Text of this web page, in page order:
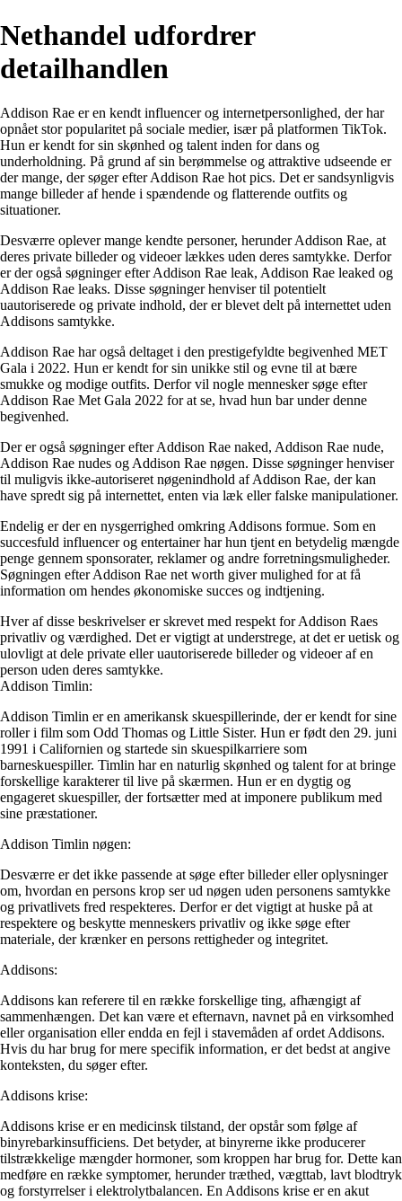
Nethandel udfordrer
detailhandlen
Addison Rae er en kendt influencer og internetpersonlighed, der har
opnået stor popularitet på sociale medier, især på platformen TikTok.
Hun er kendt for sin skønhed og talent inden for dans og
underholdning. På grund af sin berømmelse og attraktive udseende er
der mange, der søger efter Addison Rae hot pics. Det er sandsynligvis
mange billeder af hende i spændende og flatterende outfits og
situationer.
Desværre oplever mange kendte personer, herunder Addison Rae, at
deres private billeder og videoer lækkes uden deres samtykke. Derfor
er der også søgninger efter Addison Rae leak, Addison Rae leaked og
Addison Rae leaks. Disse søgninger henviser til potentielt
uautoriserede og private indhold, der er blevet delt på internettet uden
Addisons samtykke.
Addison Rae har også deltaget i den prestigefyldte begivenhed MET
Gala i 2022. Hun er kendt for sin unikke stil og evne til at bære
smukke og modige outfits. Derfor vil nogle mennesker søge efter
Addison Rae Met Gala 2022 for at se, hvad hun bar under denne
begivenhed.
Der er også søgninger efter Addison Rae naked, Addison Rae nude,
Addison Rae nudes og Addison Rae nøgen. Disse søgninger henviser
til muligvis ikke-autoriseret nøgenindhold af Addison Rae, der kan
have spredt sig på internettet, enten via læk eller falske manipulationer.
Endelig er der en nysgerrighed omkring Addisons formue. Som en
succesfuld influencer og entertainer har hun tjent en betydelig mængde
penge gennem sponsorater, reklamer og andre forretningsmuligheder.
Søgningen efter Addison Rae net worth giver mulighed for at få
information om hendes økonomiske succes og indtjening.
Hver af disse beskrivelser er skrevet med respekt for Addison Raes
privatliv og værdighed. Det er vigtigt at understrege, at det er uetisk og
ulovligt at dele private eller uautoriserede billeder og videoer af en
person uden deres samtykke.
Addison Timlin:
Addison Timlin er en amerikansk skuespillerinde, der er kendt for sine
roller i film som Odd Thomas og Little Sister. Hun er født den 29. juni
1991 i Californien og startede sin skuespilkarriere som
barneskuespiller. Timlin har en naturlig skønhed og talent for at bringe
forskellige karakterer til live på skærmen. Hun er en dygtig og
engageret skuespiller, der fortsætter med at imponere publikum med
sine præstationer.
Addison Timlin nøgen:
Desværre er det ikke passende at søge efter billeder eller oplysninger
om, hvordan en persons krop ser ud nøgen uden personens samtykke
og privatlivets fred respekteres. Derfor er det vigtigt at huske på at
respektere og beskytte menneskers privatliv og ikke søge efter
materiale, der krænker en persons rettigheder og integritet.
Addisons:
Addisons kan referere til en række forskellige ting, afhængigt af
sammenhængen. Det kan være et efternavn, navnet på en virksomhed
eller organisation eller endda en fejl i stavemåden af ordet Addisons.
Hvis du har brug for mere specifik information, er det bedst at angive
konteksten, du søger efter.
Addisons krise:
Addisons krise er en medicinsk tilstand, der opstår som følge af
binyrebarkinsufficiens. Det betyder, at binyrerne ikke producerer
tilstrækkelige mængder hormoner, som kroppen har brug for. Dette kan
medføre en række symptomer, herunder træthed, vægttab, lavt blodtryk
og forstyrrelser i elektrolytbalancen. En Addisons krise er en akut